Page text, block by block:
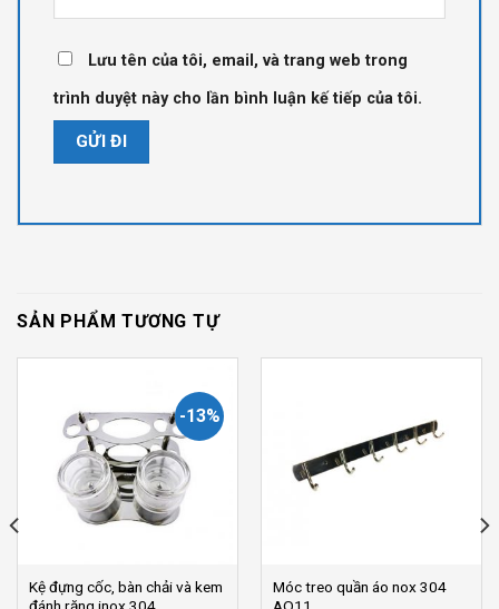
Lưu tên của tôi, email, và trang web trong
trình duyệt này cho lần bình luận kế tiếp của tôi.
SẢN PHẨM TƯƠNG TỰ
-13%
Kệ đựng cốc, bàn chải và kem
Móc treo quần áo nox 304